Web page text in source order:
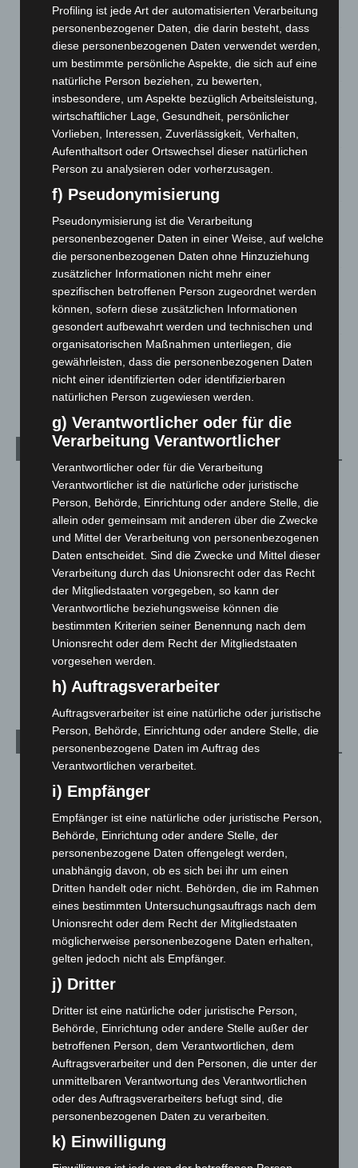
5. August 2026
Celle: Mensch stirbt bei Bagger-Unfall auf Baustelle
5. August 2026
Gasleitung bei McDonald’s-Umbau in Langenhagen
beschädigt
5. August 2026
Anklage nach Abschaltung von „Archetyp Market“ erhoben
Hannover: Polizei stoppt 166 Trunkenheitsfahrten bei
2. August 2026
Maschpark
Schwarz Digits und Zscaler starten souveräne Cloud-
Sicherheitsplattform für Europa
2. August 2026
Kategorien
Blaulicht
Corona-News
712
Hannover und Region
Langenhagen und Ortsteile
3.249
Leserbriefe
Menschen
Über uns
Veranstaltungen
Juli 2026(73)
Juni 2026(139)
Mai 2026(99)
April 2026(99)
März 2026(115)
Februar 2026(109)
Januar 2026(122)
Dezember 2025
November 2025(114)
Oktober 2025 (112)
September 2025 (93)
August 2025(90)
Juli 2025(90)
Juni 2025(103)
Mai 2025(112)
April 2025(88)
Profiling ist jede Art der automatisierten Verarbeitung
personenbezogener Daten, die darin besteht, dass
diese personenbezogenen Daten verwendet werden,
um bestimmte persönliche Aspekte, die sich auf eine
natürliche Person beziehen, zu bewerten,
insbesondere, um Aspekte bezüglich Arbeitsleistung,
wirtschaftlicher Lage, Gesundheit, persönlicher
Vorlieben, Interessen, Zuverlässigkeit, Verhalten,
Aufenthaltsort oder Ortswechsel dieser natürlichen
Person zu analysieren oder vorherzusagen.
f) Pseudonymisierung
Pseudonymisierung ist die Verarbeitung
personenbezogener Daten in einer Weise, auf welche
die personenbezogenen Daten ohne Hinzuziehung
zusätzlicher Informationen nicht mehr einer
spezifischen betroffenen Person zugeordnet werden
können, sofern diese zusätzlichen Informationen
gesondert aufbewahrt werden und technischen und
organisatorischen Maßnahmen unterliegen, die
gewährleisten, dass die personenbezogenen Daten
nicht einer identifizierten oder identifizierbaren
natürlichen Person zugewiesen werden.
g) Verantwortlicher oder für die
Verarbeitung Verantwortlicher
Verantwortlicher oder für die Verarbeitung
Verantwortlicher ist die natürliche oder juristische
Person, Behörde, Einrichtung oder andere Stelle, die
allein oder gemeinsam mit anderen über die Zwecke
und Mittel der Verarbeitung von personenbezogenen
Daten entscheidet. Sind die Zwecke und Mittel dieser
Verarbeitung durch das Unionsrecht oder das Recht
der Mitgliedstaaten vorgegeben, so kann der
Verantwortliche beziehungsweise können die
bestimmten Kriterien seiner Benennung nach dem
Unionsrecht oder dem Recht der Mitgliedstaaten
vorgesehen werden.
h) Auftragsverarbeiter
Auftragsverarbeiter ist eine natürliche oder juristische
Person, Behörde, Einrichtung oder andere Stelle, die
personenbezogene Daten im Auftrag des
Verantwortlichen verarbeitet.
i) Empfänger
Empfänger ist eine natürliche oder juristische Person,
Behörde, Einrichtung oder andere Stelle, der
personenbezogene Daten offengelegt werden,
unabhängig davon, ob es sich bei ihr um einen
Dritten handelt oder nicht. Behörden, die im Rahmen
eines bestimmten Untersuchungsauftrags nach dem
Unionsrecht oder dem Recht der Mitgliedstaaten
möglicherweise personenbezogene Daten erhalten,
gelten jedoch nicht als Empfänger.
j) Dritter
Dritter ist eine natürliche oder juristische Person,
Behörde, Einrichtung oder andere Stelle außer der
betroffenen Person, dem Verantwortlichen, dem
Auftragsverarbeiter und den Personen, die unter der
unmittelbaren Verantwortung des Verantwortlichen
oder des Auftragsverarbeiters befugt sind, die
personenbezogenen Daten zu verarbeiten.
k) Einwilligung